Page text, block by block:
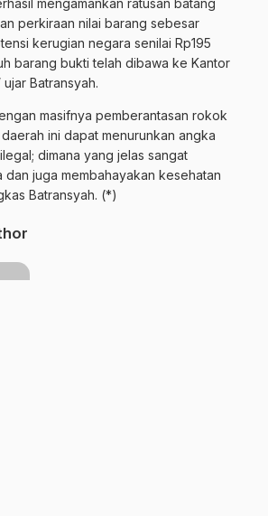
perkiraan nilai barang sebesar
kerugian negara senilai Rp195
barang bukti telah dibawa ke Kantor
Batransyah.
masifnya pemberantasan rokok
ini dapat menurunkan angka
dimana yang jelas sangat
dan juga membahayakan kesehatan
Batransyah. (*)